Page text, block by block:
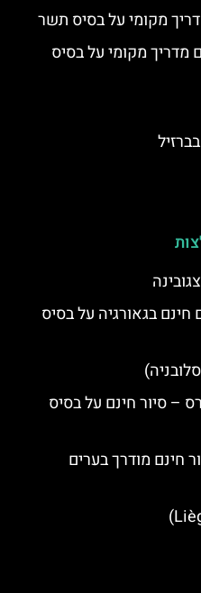
מקומי על בסיס תשר
מדריך מקומי על בסיס
חינם בגאורגיה על בסיס
– סיור חינם על בסיס
חינם מודרך בערים